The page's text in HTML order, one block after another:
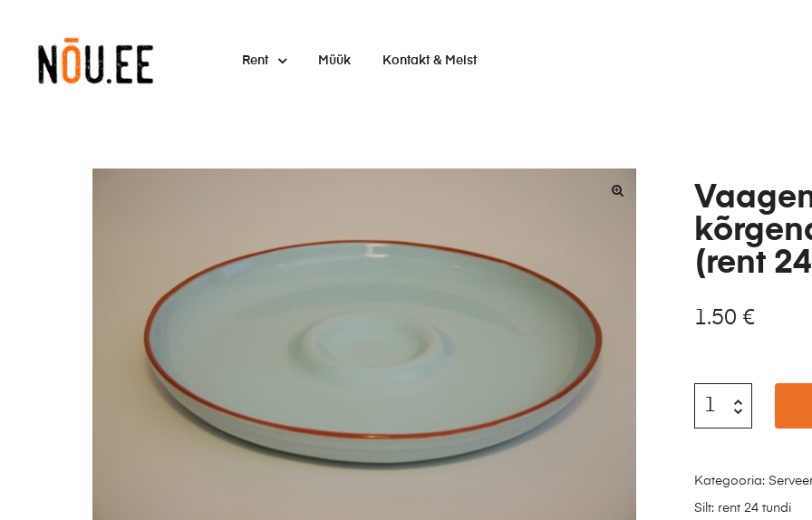
Rent Müük Kontakt & Meist
(rent
1.50 €
Kategooria:
Silt: rent 24 tundi